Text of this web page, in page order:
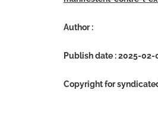
Author :
Publish date : 2025-02-
Copyright for